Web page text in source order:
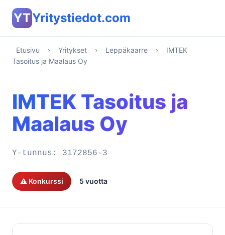
YTYritystiedot.com
Etusivu › Yritykset › Leppäkaarre ›
IMTEK
Tasoitus ja Maalaus Oy
IMTEK Tasoitus ja
Maalaus Oy
Y-tunnus: 3172856-3
⚠️ Konkurssi 5 vuotta